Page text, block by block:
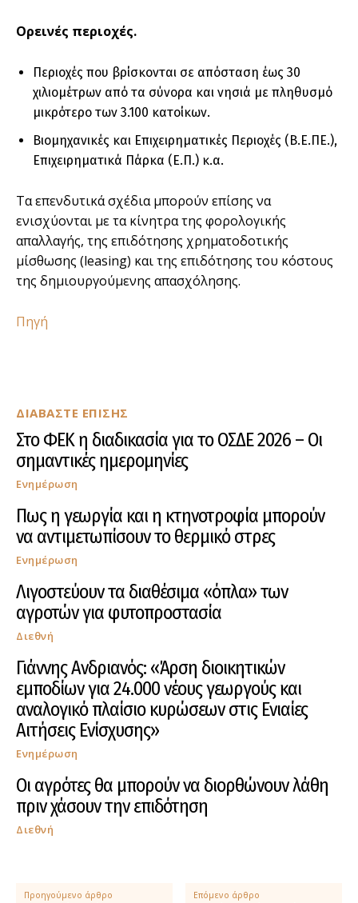
ΔΙΑΒΑΣΤΕ ΕΠΙΣΗΣ
Στο ΦΕΚ η διαδικασία για το ΟΣΔΕ 2026 – Οι
σημαντικές ημερομηνίες
Ενημέρωση
Πως η γεωργία και η κτηνοτροφία μπορούν
να αντιμετωπίσουν το θερμικό στρες
Ενημέρωση
Λιγοστεύουν τα διαθέσιμα «όπλα» των
αγροτών για φυτοπροστασία
Διεθνή
Γιάννης Ανδριανός: «Άρση διοικητικών
εμποδίων για 24.000 νέους γεωργούς και
αναλογικό πλαίσιο κυρώσεων στις Ενιαίες
Αιτήσεις Ενίσχυσης»
Ενημέρωση
Οι αγρότες θα μπορούν να διορθώνουν λάθη
πριν χάσουν την επιδότηση
Διεθνή
Ορεινές περιοχές.
Περιοχές που βρίσκονται σε απόσταση έως 30
χιλιοµέτρων από τα σύνορα και νησιά µε πληθυσµό
µικρότερο των 3.100 κατοίκων.
Βιοµηχανικές και Επιχειρηµατικές Περιοχές (Β.Ε.ΠΕ.),
Επιχειρηµατικά Πάρκα (Ε.Π.) κ.α.
Τα επενδυτικά σχέδια µπορούν επίσης να
ενισχύονται µε τα κίνητρα της φορολογικής
απαλλαγής, της επιδότησης χρηµατοδοτικής
µίσθωσης (leasing) και της επιδότησης του κόστους
της δηµιουργούµενης απασχόλησης.
Πηγή
Προηγούμενο άρθρο
Επόμενο άρθρο